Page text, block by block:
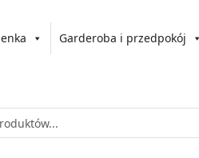
Garderoba i przedpokój